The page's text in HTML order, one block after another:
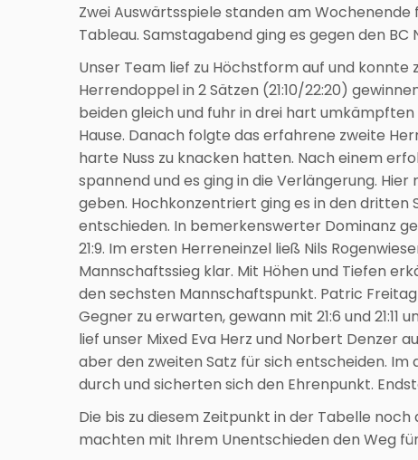
Zwei Auswärtsspiele standen am Wochenende
Tableau. Samstagabend ging es gegen den
Unser Team lief zu Höchstform auf und konnte
Herrendoppel in 2 Sätzen (21:10/22:20)
beiden gleich und fuhr in drei hart umkämpften
Hause. Danach folgte das erfahrene zweite
harte Nuss zu knacken hatten. Nach einem
spannend und es ging in die Verlängerung.
geben. Hochkonzentriert ging es in den dritten
entschieden. In bemerkenswerter Dominanz
21:9. Im ersten Herreneinzel ließ Nils
Mannschaftssieg klar. Mit Höhen und Tiefen
den sechsten Mannschaftspunkt. Patric
Gegner zu erwarten, gewann mit 21:6 und 21:11
lief unser Mixed Eva Herz und Norbert Denzer
aber den zweiten Satz für sich entscheiden.
durch und sicherten sich den Ehrenpunkt.
Die bis zu diesem Zeitpunkt in der Tabelle
machten mit Ihrem Unentschieden den Weg